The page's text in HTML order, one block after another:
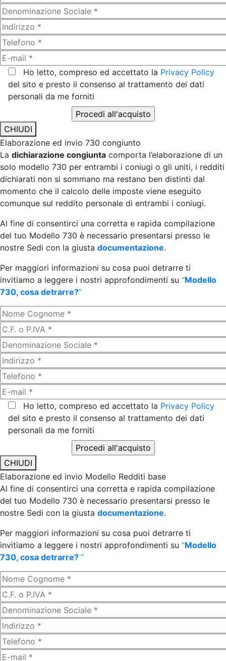
Ho letto, compreso ed accettato la Privacy Policy
del sito e presto il consenso al trattamento dei dati
personali da me forniti
CHIUDI
Elaborazione ed invio 730 congiunto
La dichiarazione congiunta comporta l’elaborazione di un
solo modello 730 per entrambi i coniugi o gli uniti, i redditi
dichiarati non si sommano ma restano ben distinti dal
momento che il calcolo delle imposte viene eseguito
comunque sul reddito personale di entrambi i coniugi.
Al fine di consentirci una corretta e rapida compilazione
del tuo Modello 730 è necessario presentarsi presso le
nostre Sedi con la giusta documentazione.
Per maggiori informazioni su cosa puoi detrarre ti
invitiamo a leggere i nostri approfondimenti su “Modello
730, cosa detrarre?”
Ho letto, compreso ed accettato la Privacy Policy
del sito e presto il consenso al trattamento dei dati
personali da me forniti
CHIUDI
Elaborazione ed invio Modello Redditi base
Al fine di consentirci una corretta e rapida compilazione
del tuo Modello 730 è necessario presentarsi presso le
nostre Sedi con la giusta documentazione.
Per maggiori informazioni su cosa puoi detrarre ti
invitiamo a leggere i nostri approfondimenti su “Modello
730, cosa detrarre? ”